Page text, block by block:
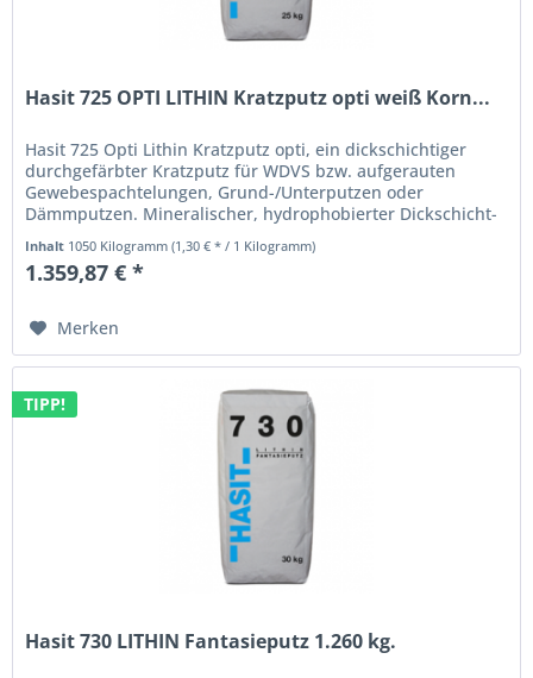
Hasit 725 OPTI LITHIN Kratzputz opti weiß Korn...
Hasit 725 Opti Lithin Kratzputz opti, ein dickschichtiger
durchgefärbter Kratzputz für WDVS bzw. aufgerauten
Gewebespachtelungen, Grund-/Unterputzen oder
Dämmputzen. Mineralischer, hydrophobierter Dickschicht-
Struktur-/Oberputz P I (DIN...
Inhalt 1050 Kilogramm(1,30 € * / 1 Kilogramm)
1.359,87 € *
Merken
TIPP!
Hasit 730 LITHIN Fantasieputz 1.260 kg.